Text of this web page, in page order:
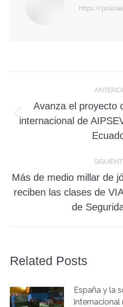
https://
entre
publicaciones
Avanza el proyecto
internacional de
Más de medio millar de
reciben las clases de
de
Related Posts
España y la
internacional